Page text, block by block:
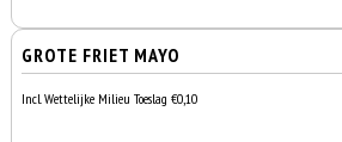
GROTE FRIET MAYO
Incl. Wettelijke Milieu Toeslag €0,10